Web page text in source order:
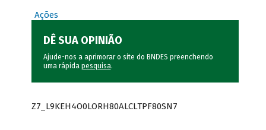
Ações
DÊ SUA OPINIÃO
Ajude-nos a aprimorar o site do BNDES preenchendo
uma rápida pesquisa.
Z7_L9KEH4O0LORH80ALCLTPF80SN7